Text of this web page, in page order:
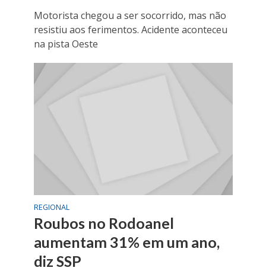
Motorista chegou a ser socorrido, mas não
resistiu aos ferimentos. Acidente aconteceu
na pista Oeste
REGIONAL
Roubos no Rodoanel
aumentam 31% em um ano,
diz SSP